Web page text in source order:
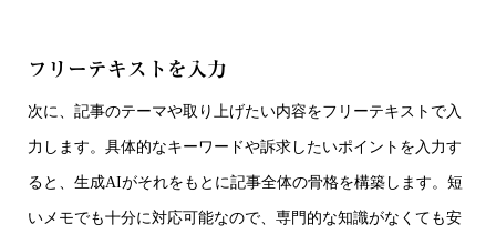
フリーテキストを入力
次に、記事のテーマや取り上げたい内容をフリーテキストで入
力します。具体的なキーワードや訴求したいポイントを入力す
ると、生成AIがそれをもとに記事全体の骨格を構築します。短
いメモでも十分に対応可能なので、専門的な知識がなくても安